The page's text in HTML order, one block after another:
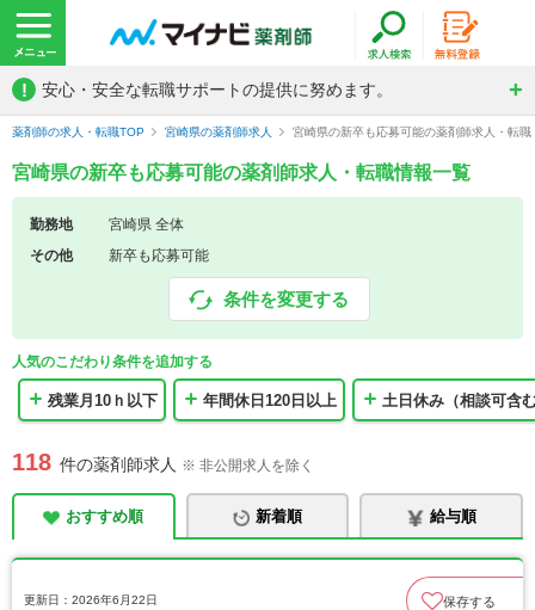
! 安心・安全な転職サポートの提供に努めます。
薬剤師の求人・転職TOP 宮崎県の薬剤師求人 宮崎県の新卒も応募可能の薬剤師求人・転職
宮崎県の新卒も応募可能の薬剤師求人・転職情報一覧
勤務地
宮崎県 全体
その他
新卒も応募可能
条件を変更する
人気のこだわり条件を追加する
残業月10ｈ以下 年間休日120日以上 土日休み（相談可含
118 件の薬剤師求人 ※ 非公開求人を除く
おすすめ順 新着順 給与順
更新日：2026年6月22日 保存する